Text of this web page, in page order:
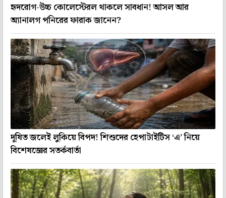
হৃদরোগ-উচ্চ কোলেস্টেরল থাকলে সাবধান! আসল আর
অ্যানালগ পনিরের ফারাক জানেন?
দূষিত জলেই লুকিয়ে বিপদ! শিশুদের হেপাটাইটিস ‘এ’ নিয়ে
বিশেষজ্ঞের সতর্কবার্তা